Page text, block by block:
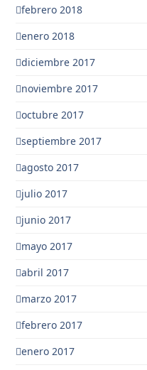
febrero 2018
enero 2018
diciembre 2017
noviembre 2017
octubre 2017
septiembre 2017
agosto 2017
julio 2017
junio 2017
mayo 2017
abril 2017
marzo 2017
febrero 2017
enero 2017